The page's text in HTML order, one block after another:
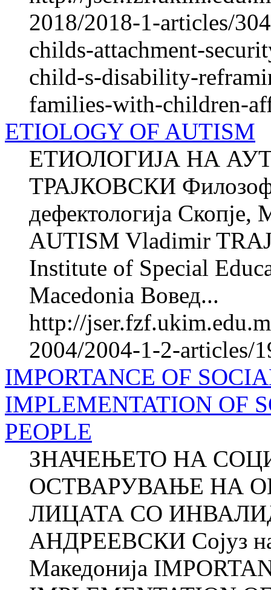
2018/2018-1-articles/
childs-attachment-
child-s-disability-
families-with-children-
ETIOLOGY OF AUTISM
ЕТИОЛОГИЈА НА
ТРАЈКОВСКИ
дефектологија
AUTISM Vladimir
Institute of Special
Macedonia Вовед...
http://
2004/2004-1-2-articles/
IMPORTANCE OF
IMPLEMENTATION OF
PEOPLE
ЗНАЧЕЊЕТО НА
ОСТВАРУВАЊЕ НА
ЛИЦАТА СО
АНДРЕЕВСКИ Сојуз на
Македонија